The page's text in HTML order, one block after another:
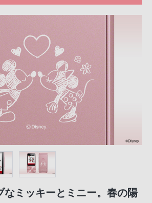
なミッキーとミニー。春の陽